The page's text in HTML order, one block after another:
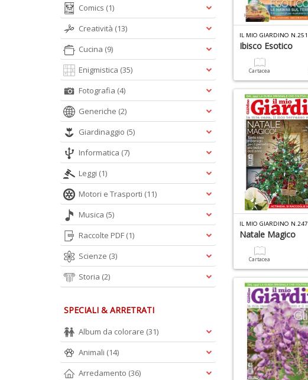
IL MIO GIARDINO N.251
Ibisco Esotico
Cartacea
IL MIO GIARDINO N.247
Natale Magico
Cartacea
Comics (1)
Creatività (13)
Cucina (9)
Enigmistica (35)
Fotografia (4)
Generiche (2)
Giardinaggio (5)
Informatica (7)
Leggi (1)
Motori e Trasporti (11)
Musica (5)
Raccolte PDF (1)
Scienze (3)
Storia (2)
SPECIALI & ARRETRATI
Album da colorare (31)
Animali (14)
Arredamento (36)